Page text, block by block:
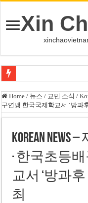
Xin
사우디·튀르키예·파키스탄,
오픈AI, 차세대 AI ‘아스트라
U-17 여자배구 대표팀, 세계
글로벌 정유시설 차질 속 K-
美 법원, 리플렉팅 풀 훼손
태국 명문학교 총기난사…중
Home / 뉴스 / 교민 소식 /
구연맹 한국국제학교서 ‘방과
Korean News
· 한국초등
교서 ‘방과
최